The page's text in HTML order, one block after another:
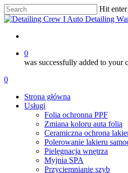
Skip
to
content
Hit
Close
0
was successfully added to your
Menu
account
0
Strona główna
Usługi
Folia ochronna PPF
Zmiana koloru auta folią
Ceramiczna ochrona
Polerowanie lakieru
Pielęgnacja wnętrza
Myjnia SPA
Przyciemnianie szyb